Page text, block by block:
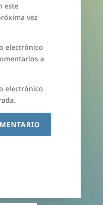
este
vez
electrónico
a
electrónico